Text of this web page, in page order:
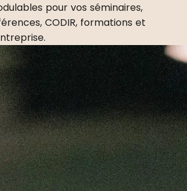
pour vos séminaires,
CODIR, formations et